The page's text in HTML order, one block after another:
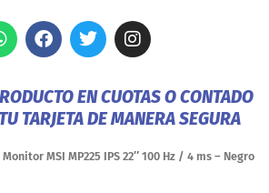
a
F
a
b
o
k
T
w
t
e
I
n
a
g
a
EN CUOTAS O CONTADO
TARJETA DE MANERA SEGURA
MSI MP225 IPS 22″ 100 Hz / 4 ms – Negro